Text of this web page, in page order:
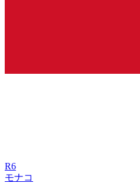
R6
モナコ